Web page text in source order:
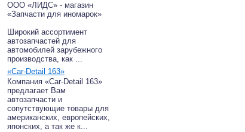
ООО «ЛИДС» - магазин
«Запчасти для иномарок»
Широкий ассортимент
автозапчастей для
автомобилей зарубежного
производства, как ...
«Car-Detail 163»
Компания «Car-Detail 163»
предлагает Вам
автозапчасти и
сопутствующие товары для
американских, европейских,
японских, а так же к...